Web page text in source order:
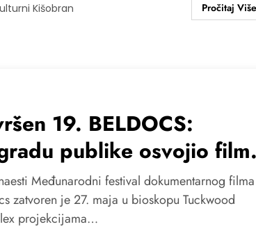
Kišobran
19. BELDOCS:
publike osvojio film
ide u Ameriku“
Međunarodni festival dokumentarnog filma
zatvoren je 27. maja u bioskopu Tuckwood
projekcijama…